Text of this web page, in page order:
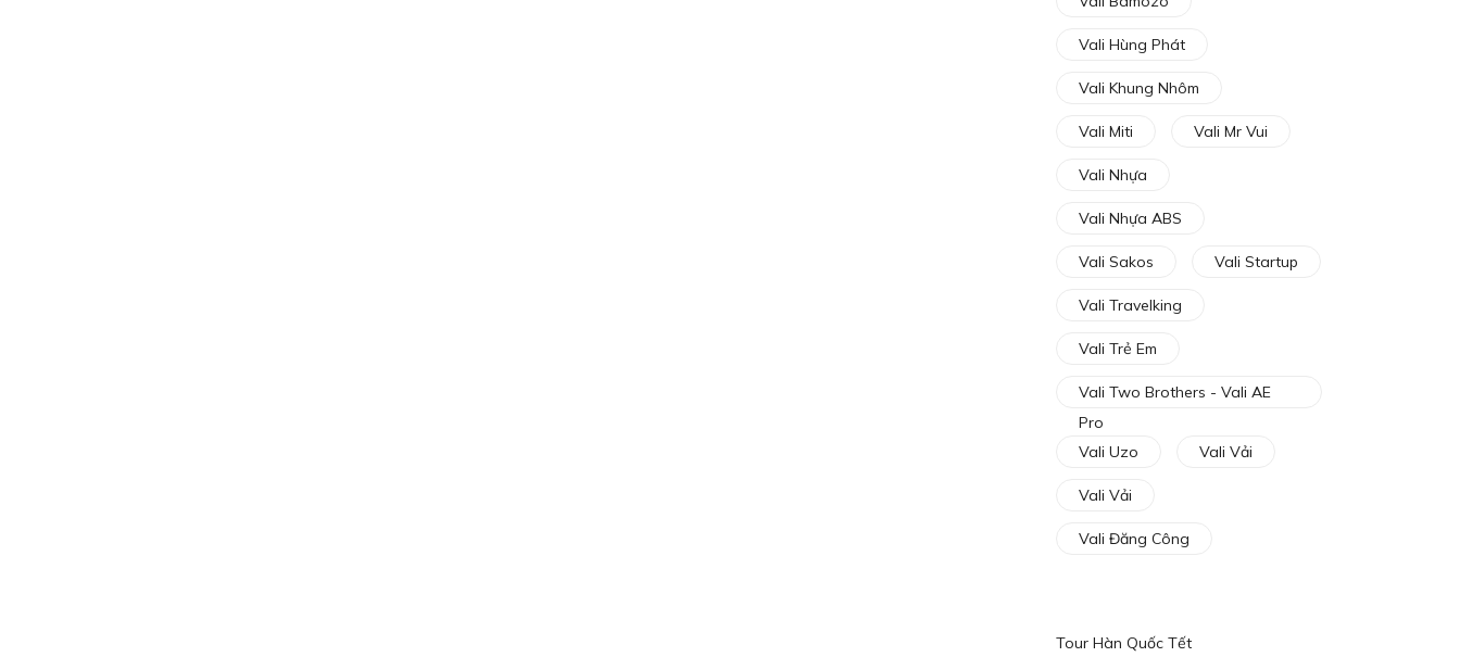
Vali Hùng Phát
Vali Khung Nhôm
Vali Miti Vali Mr Vui
Vali Nhựa
Vali Nhựa ABS
Vali Sakos Vali Startup
Vali Travelking
Vali Trẻ Em
Vali Two Brothers - Vali AE
Pro
Vali Uzo
Vali Vải
Vali Vải
Vali Đăng Công
Tour Hàn Quốc Tết